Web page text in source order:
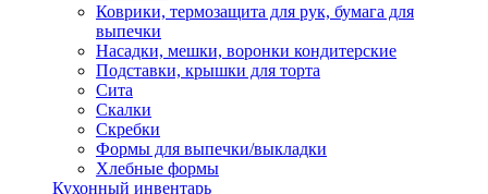
Коврики, термозащита для рук, бумага для
выпечки
Насадки, мешки, воронки кондитерские
Подставки, крышки для торта
Сита
Скалки
Скребки
Формы для выпечки/выкладки
Хлебные формы
Кухонный инвентарь